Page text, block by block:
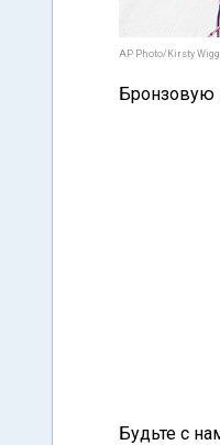
AP Photo/Kirsty
Бронзовую
Будьте с